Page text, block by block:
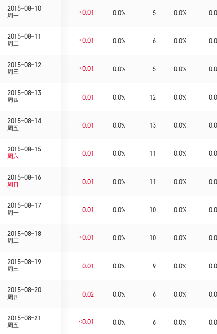
2015-08-10
周一
<0.01 0.0% 5 0.0% 0.0
2015-08-11
周二
<0.01 0.0% 6 0.0% 0.0
2015-08-12
周三
<0.01 0.0% 5 0.0% 0.0
2015-08-13
周四
0.01 0.0% 12 0.0% 0.0
2015-08-14
周五
0.01 0.0% 13 0.0% 0.0
2015-08-15
周六
0.01 0.0% 11 0.0% 0.0
2015-08-16
周日
0.01 0.0% 11 0.0% 0.0
2015-08-17
周一
0.01 0.0% 10 0.0% 0.0
2015-08-18
周二
<0.01 0.0% 10 0.0% 0.0
2015-08-19
周三
0.01 0.0% 9 0.0% 0.0
2015-08-20
周四
0.02 0.0% 6 0.0% 0.0
2015-08-21
周五
<0.01 0.0% 6 0.0% 0.0